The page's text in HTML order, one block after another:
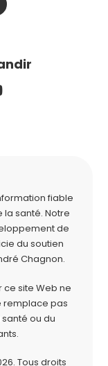
fiable
santé. Notre
de
du soutien
Chagnon.
ce site Web ne
remplace pas
santé ou du
Tous droits